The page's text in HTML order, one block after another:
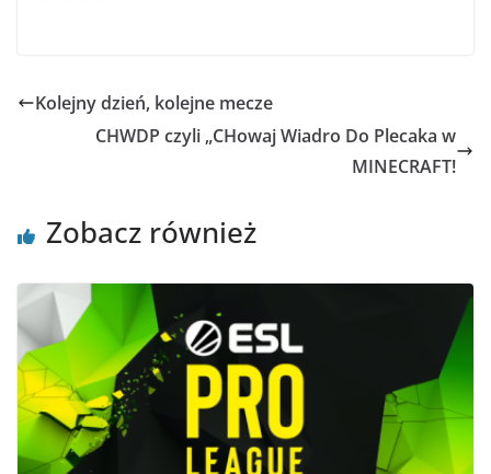
Kolejny dzień, kolejne mecze
CHWDP czyli „CHowaj Wiadro Do Plecaka w
MINECRAFT!
Zobacz również